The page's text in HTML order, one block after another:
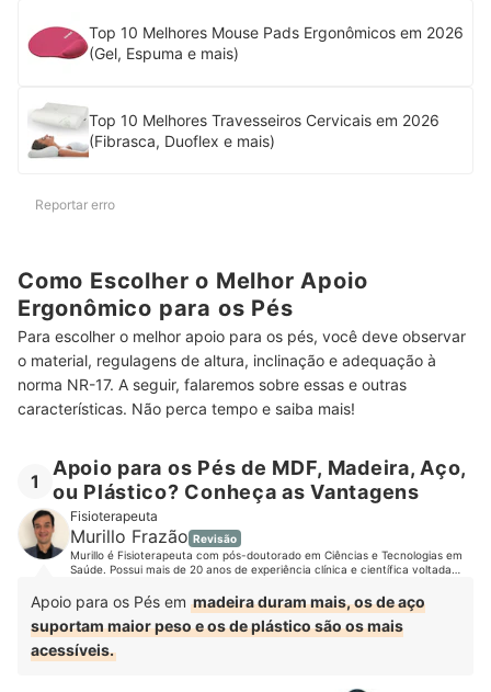
Top 10 Melhores Mouse Pads Ergonômicos em 2026
(Gel, Espuma e mais)
Top 10 Melhores Travesseiros Cervicais em 2026
(Fibrasca, Duoflex e mais)
Reportar erro
Como Escolher o Melhor Apoio
Ergonômico para os Pés
Para escolher o melhor apoio para os pés, você deve observar
o material, regulagens de altura, inclinação e adequação à
norma NR-17. A seguir, falaremos sobre essas e outras
características. Não perca tempo e saiba mais!
1
Apoio para os Pés de MDF, Madeira, Aço,
ou Plástico? Conheça as Vantagens
Fisioterapeuta
Murillo Frazão Revisão
Murillo é Fisioterapeuta com pós-doutorado em Ciências e Tecnologias em
Saúde. Possui mais de 20 anos de experiência clínica e científica voltada
desenvolvimento de tecnologias para reabilitação. Já prestou assistência a
milhares de pacientes, tanto em nível ambulatorial quanto hospitalar.
Apoio para os Pés em madeira duram mais, os de aço
suportam maior peso e os de plástico são os mais
acessíveis.